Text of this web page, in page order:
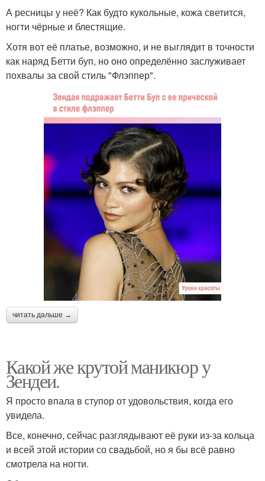
А ресницы у неё? Как будто кукольные, кожа светится,
ногти чёрные и блестящие.
Хотя вот её платье, возможно, и не выглядит в точности
как наряд Бетти буп, но оно определённо заслуживает
похвалы за свой стиль "Флэппер".
читать дальше →
Какой же крутой маникюр у
Зендеи.
Я просто впала в ступор от удовольствия, когда его
увидела.
Все, конечно, сейчас разглядывают её руки из-за кольца
и всей этой истории со свадьбой, но я бы всё равно
смотрела на ногти.